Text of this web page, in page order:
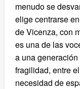
menudo se
elige centrarse
de Vicenza, con
es una de las
a una
fragilidad, entre
necesidad de